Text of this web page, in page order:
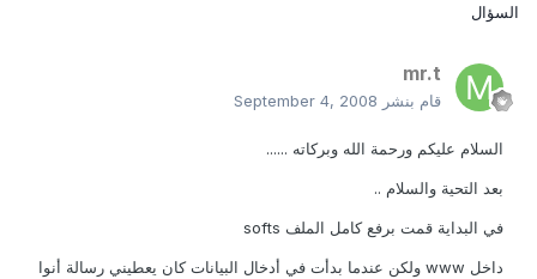
السؤال
mr.t
قام بنشر September 4, 2008
السلام عليكم ورحمة الله وبركاته ......
بعد التحية والسلام ..
في البداية قمت برفع كامل الملف softs
داخل www ولكن عندما بدأت في أدخال البيانات كان يعطيني رسالة أنوا